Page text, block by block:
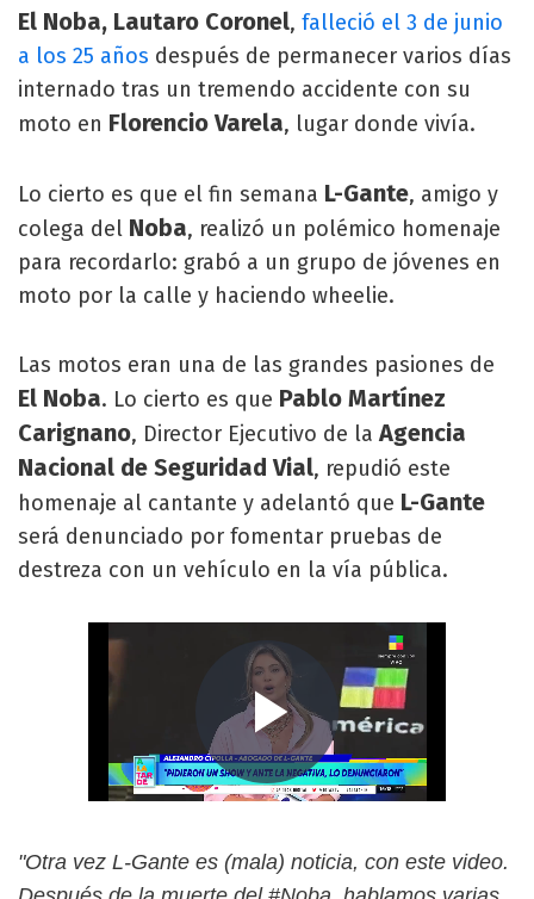
El Noba, Lautaro Coronel, falleció el 3 de junio
a los 25 años después de permanecer varios días
internado tras un tremendo accidente con su
moto en Florencio Varela, lugar donde vivía.
Lo cierto es que el fin semana L-Gante, amigo y
colega del Noba, realizó un polémico homenaje
para recordarlo: grabó a un grupo de jóvenes en
moto por la calle y haciendo wheelie.
Las motos eran una de las grandes pasiones de
El Noba. Lo cierto es que Pablo Martínez
Carignano, Director Ejecutivo de laAgencia
Nacional de Seguridad Vial, repudió este
homenaje al cantante y adelantó que L-Gante
será denunciado por fomentar pruebas de
destreza con un vehículo en la vía pública.
"Otra vez L-Gante es (mala) noticia, con este video.